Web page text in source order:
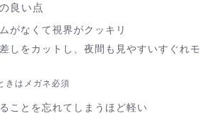
良い点
がなくて視界がクッキリ
しをカットし、夜間も見やすいすぐれモ
きはメガネ必須
ことを忘れてしまうほど軽い